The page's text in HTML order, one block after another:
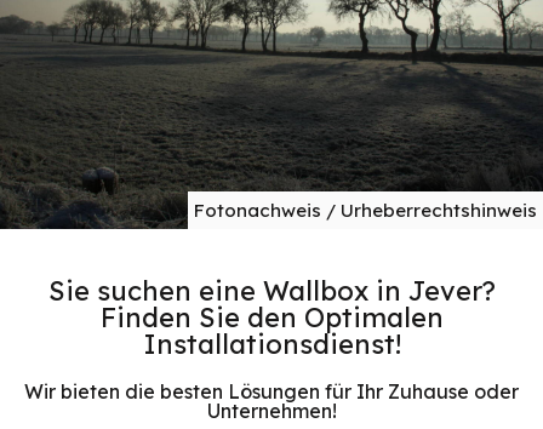
Fotonachweis / Urheberrechtshinweis
Sie suchen eine Wallbox in Jever?
Finden Sie den Optimalen
Installationsdienst!
Wir bieten die besten Lösungen für Ihr Zuhause oder
Unternehmen!